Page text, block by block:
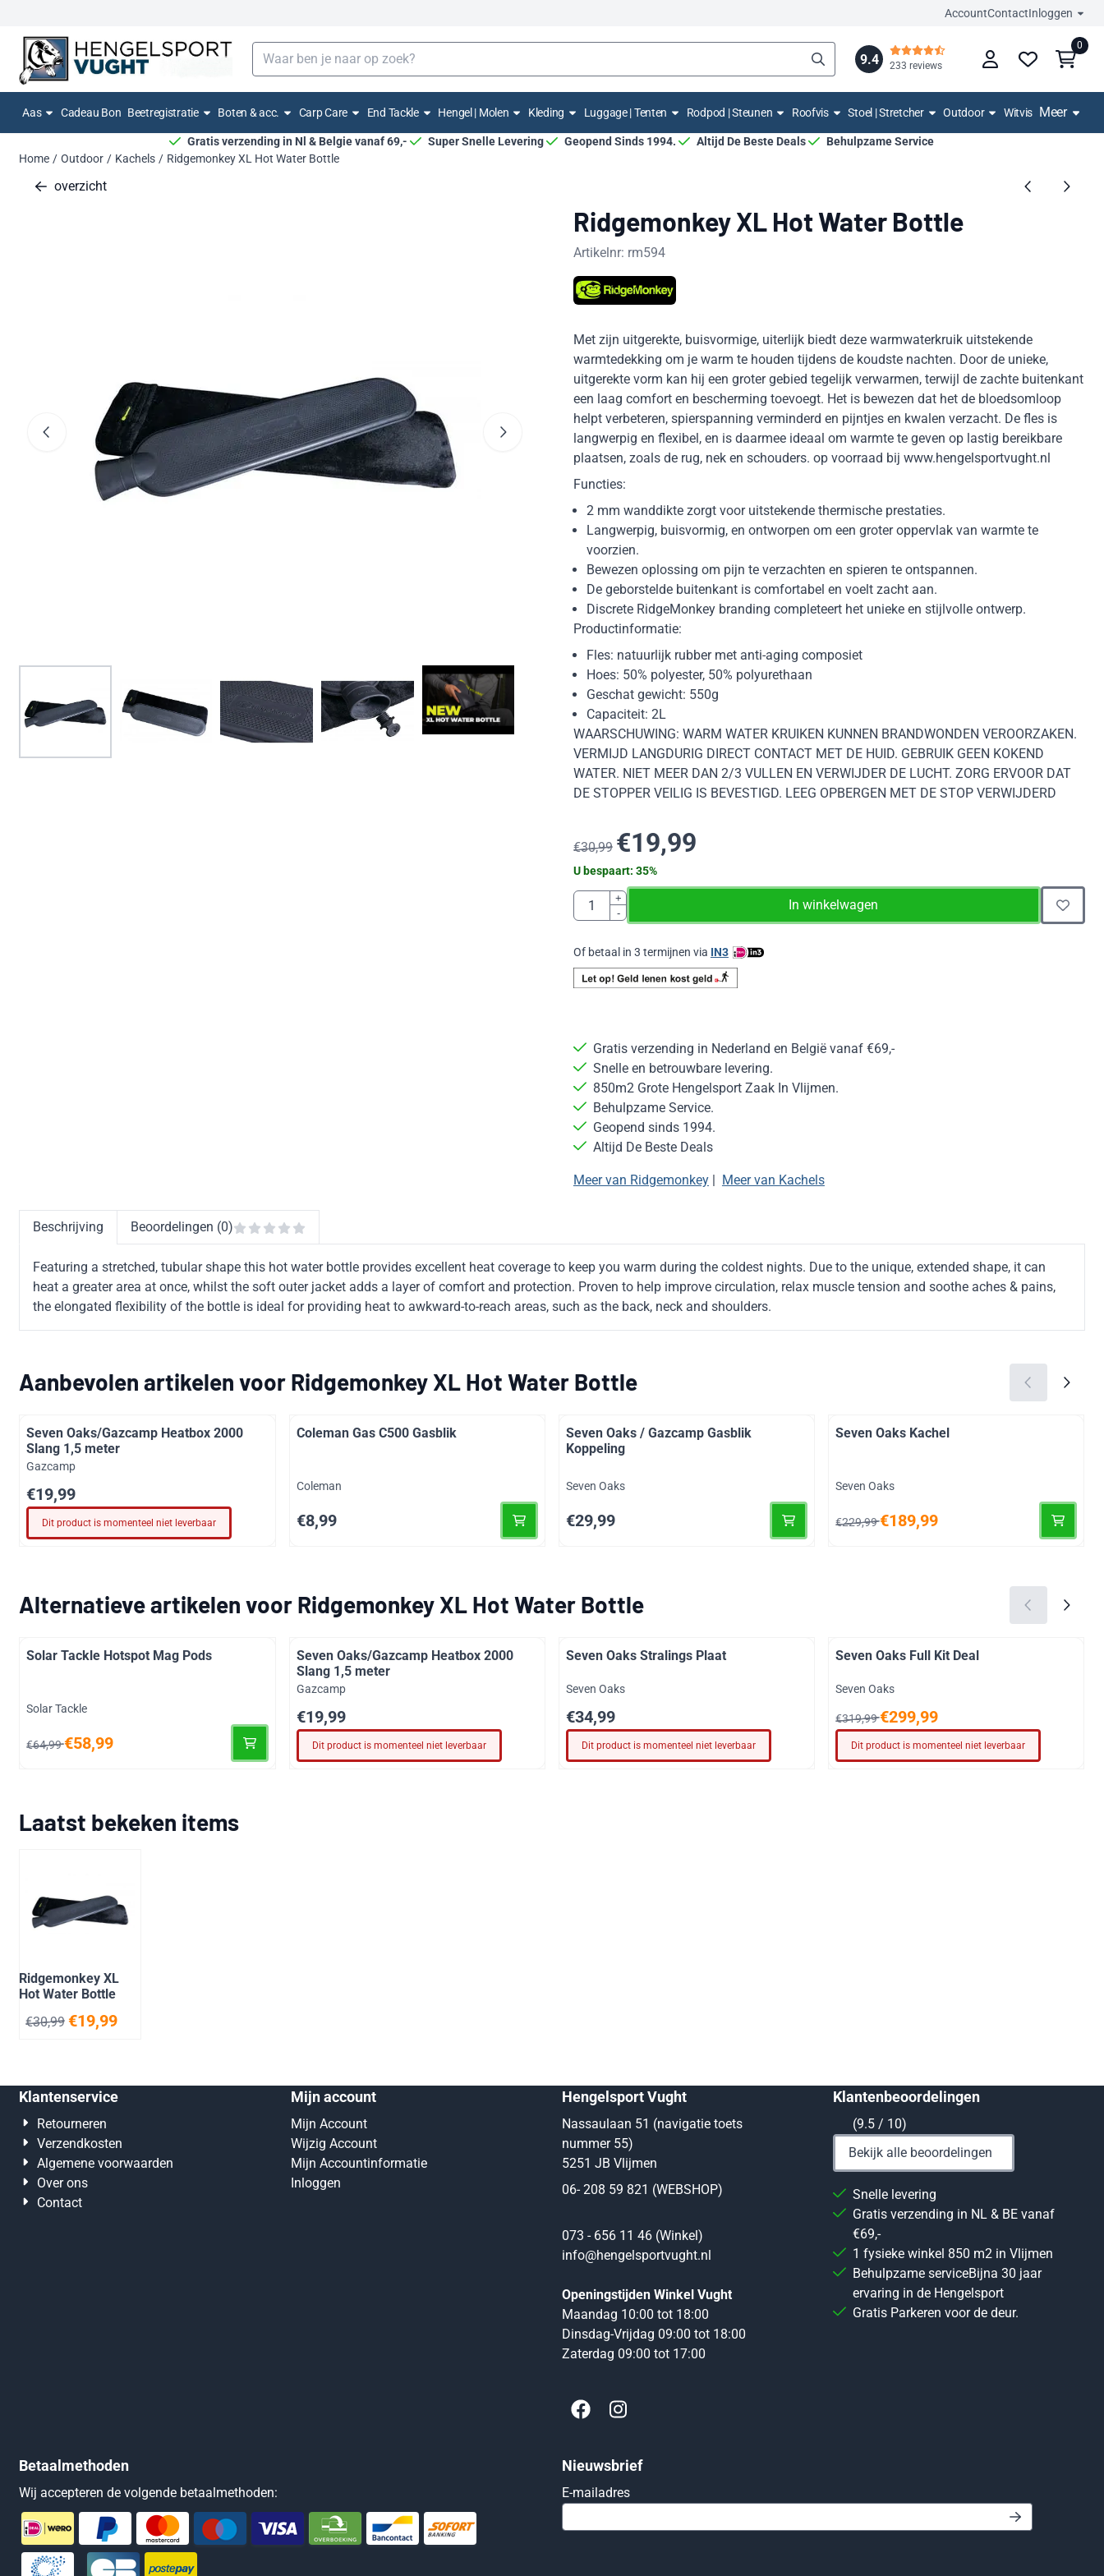
AccountContactInloggen
Zoeken
9.4 233 reviews
0
Aas Cadeau Bon Beetregistratie Boten & acc. Carp Care End Tackle Hengel | Molen Kleding Luggage | Tenten Rodpod | Steunen Roofvis Stoel | Stretcher Outdoor Witvis Meer
Gratis verzending in Nl & Belgie vanaf 69,- Super Snelle Levering Geopend Sinds 1994. Altijd De Beste Deals
Behulpzame Service
Home / Outdoor / Kachels / Ridgemonkey XL Hot Water Bottle
overzicht
Ridgemonkey XL Hot Water Bottle
Artikelnr: rm594
Met zijn uitgerekte, buisvormige, uiterlijk biedt deze warmwaterkruik uitstekende
warmtedekking om je warm te houden tijdens de koudste nachten. Door de unieke,
uitgerekte vorm kan hij een groter gebied tegelijk verwarmen, terwijl de zachte buitenkant
een laag comfort en bescherming toevoegt. Het is bewezen dat het de bloedsomloop
helpt verbeteren, spierspanning verminderd en pijntjes en kwalen verzacht. De fles is
langwerpig en flexibel, en is daarmee ideaal om warmte te geven op lastig bereikbare
plaatsen, zoals de rug, nek en schouders. op voorraad bij www.hengelsportvught.nl
Functies:
2 mm wanddikte zorgt voor uitstekende thermische prestaties.
Langwerpig, buisvormig, en ontworpen om een groter oppervlak van warmte te
voorzien.
Bewezen oplossing om pijn te verzachten en spieren te ontspannen.
De geborstelde buitenkant is comfortabel en voelt zacht aan.
Discrete RidgeMonkey branding completeert het unieke en stijlvolle ontwerp.
Productinformatie:
Fles: natuurlijk rubber met anti-aging composiet
Hoes: 50% polyester, 50% polyurethaan
Geschat gewicht: 550g
Capaciteit: 2L
WAARSCHUWING: WARM WATER KRUIKEN KUNNEN BRANDWONDEN VEROORZAKEN.
VERMIJD LANGDURIG DIRECT CONTACT MET DE HUID. GEBRUIK GEEN KOKEND
WATER. NIET MEER DAN 2/3 VULLEN EN VERWIJDER DE LUCHT. ZORG ERVOOR DAT
DE STOPPER VEILIG IS BEVESTIGD. LEEG OPBERGEN MET DE STOP VERWIJDERD
€30,99 €19,99
U bespaart: 35%
Aantal
+
-
In winkelwagen
Of betaal in 3 termijnen via IN3
Gratis verzending in Nederland en België vanaf €69,-
Snelle en betrouwbare levering.
850m2 Grote Hengelsport Zaak In Vlijmen.
Behulpzame Service.
Geopend sinds 1994.
Altijd De Beste Deals
Meer van Ridgemonkey| Meer van Kachels
Beschrijving Beoordelingen (0)
Featuring a stretched, tubular shape this hot water bottle provides excellent heat coverage to keep you warm during the coldest nights. Due to the unique, extended shape, it can
heat a greater area at once, whilst the soft outer jacket adds a layer of comfort and protection. Proven to help improve circulation, relax muscle tension and soothe aches & pains,
the elongated flexibility of the bottle is ideal for providing heat to awkward-to-reach areas, such as the back, neck and shoulders.
Aanbevolen artikelen voor Ridgemonkey XL Hot Water Bottle
Seven Oaks/Gazcamp Heatbox 2000
Slang 1,5 meter
Merk:
Gazcamp
Prijs: 19,99
€19,99
Dit product is momenteel niet leverbaar
Coleman Gas C500 Gasblik
Merk:
Coleman
Prijs: 8,99
€8,99
Seven Oaks / Gazcamp Gasblik
Koppeling
Merk:
Seven Oaks
Prijs: 29,99
€29,99
Seven Oaks Kachel
Merk:
Seven Oaks
Van 229,99 voor 189,99
€229,99€189,99
Alternatieve artikelen voor Ridgemonkey XL Hot Water Bottle
Solar Tackle Hotspot Mag Pods
Merk:
Solar Tackle
Van 64,99 voor 58,99
€64,99€58,99
Seven Oaks/Gazcamp Heatbox 2000
Slang 1,5 meter
Merk:
Gazcamp
Prijs: 19,99
€19,99
Dit product is momenteel niet leverbaar
Seven Oaks Stralings Plaat
Merk:
Seven Oaks
Prijs: 34,99
€34,99
Dit product is momenteel niet leverbaar
Seven Oaks Full Kit Deal
Merk:
Seven Oaks
Van 319,99 voor 299,99
€319,99€299,99
Dit product is momenteel niet leverbaar
Laatst bekeken items
Ridgemonkey XL
Hot Water Bottle
€30,99 €19,99
Klantenservice
Retourneren
Verzendkosten
Algemene voorwaarden
Over ons
Contact
Mijn account
Mijn Account
Wijzig Account
Mijn Accountinformatie
Inloggen
Hengelsport Vught
Nassaulaan 51 (navigatie toets
nummer 55)
5251 JB Vlijmen
06- 208 59 821 (WEBSHOP)
073 - 656 11 46 (Winkel)
info@hengelsportvught.nl
Openingstijden Winkel Vught
Maandag 10:00 tot 18:00
Dinsdag-Vrijdag 09:00 tot 18:00
Zaterdag 09:00 tot 17:00
Klantenbeoordelingen
(9.5 / 10)
Bekijk alle beoordelingen
Snelle levering
Gratis verzending in NL & BE vanaf
€69,-
1 fysieke winkel 850 m2 in Vlijmen
Behulpzame serviceBijna 30 jaar
ervaring in de Hengelsport
Gratis Parkeren voor de deur.
Betaalmethoden
Wij accepteren de volgende betaalmethoden:
Nieuwsbrief
E-mailadresVul je e-mailadres in voor de nieuwsbrief